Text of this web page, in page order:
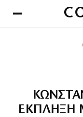
ΕΚΠΛΗΞΗ